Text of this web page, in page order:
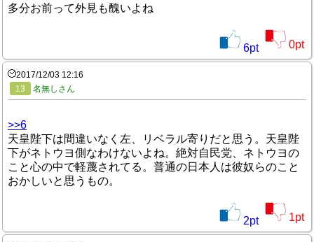
多分お前って外見も醜いよね
6pt 0pt
2017/12/03 12:16
13
名無しさん
>>6
天皇陛下は間違いなく左、リベラル寄りだと思う。天皇陛
下がネトウヨ側なわけないよね。絶対自民党、ネトウヨの
こと心の中で軽蔑されてる。普通の日本人は彼奴らのこと
おかしいと思うもの。
2pt 1pt